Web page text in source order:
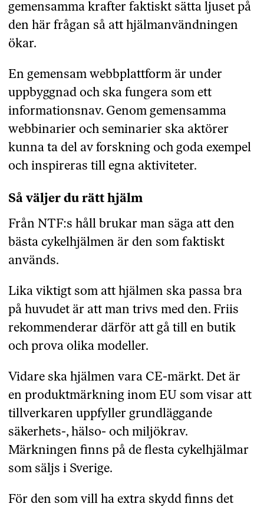
gemensamma krafter faktiskt sätta ljuset på
den här frågan så att hjälmanvändningen
ökar.
En gemensam webbplattform är under
uppbyggnad och ska fungera som ett
informationsnav. Genom gemensamma
webbinarier och seminarier ska aktörer
kunna ta del av forskning och goda exempel
och inspireras till egna aktiviteter.
Så väljer du rätt hjälm
Från NTF:s håll brukar man säga att den
bästa cykelhjälmen är den som faktiskt
används.
Lika viktigt som att hjälmen ska passa bra
på huvudet är att man trivs med den. Friis
rekommenderar därför att gå till en butik
och prova olika modeller.
Vidare ska hjälmen vara CE-märkt. Det är
en produktmärkning inom EU som visar att
tillverkaren uppfyller grundläggande
säkerhets-, hälso- och miljökrav.
Märkningen finns på de flesta cykelhjälmar
som säljs i Sverige.
För den som vill ha extra skydd finns det